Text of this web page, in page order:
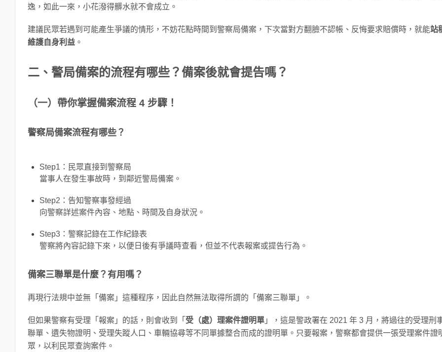
逸，如此一來，小花潑得髒水就不會成立。
建議民眾若遇到可能產生爭議的情形，不妨花點時間到警察局備案，下次當對方翻臉不認帳、反悔要求賠償時，就能站
維護自身利益 。
二、警局備案的流程有哪些？備案後就會提告嗎？
（一）帶你掌握備案流程 4 步驟！
警察局備案流程有哪些？
Step1：民眾直接到警察局
當事人在發生事故時，到鄰近警局備案。
Step2：告知警察事發經過
向警察詳述案件內容、地點、時間及自身狀況。
Step3：警察記錄在工作紀錄表
警察將內容記錄下來，以便日後有爭議時查看，但並不代表報案或提告行為。
備案三聯單是什麼？有用嗎？
再現行法規中並無「備案」這種程序，因此自然無法取得所謂的「備案三聯單」。
但如果警察有受理「報案」的話，則會收到「 受（處）理案件證明單 」，這是警政署在 2021 年 3 月，將過往的受理刑
聯單、遺失物證明、受理失蹤人口、車輛協尋等不同單據整合而成的證明單。只要報案，警察都會提供一張受理案件證
眾，以利民眾查詢案件。